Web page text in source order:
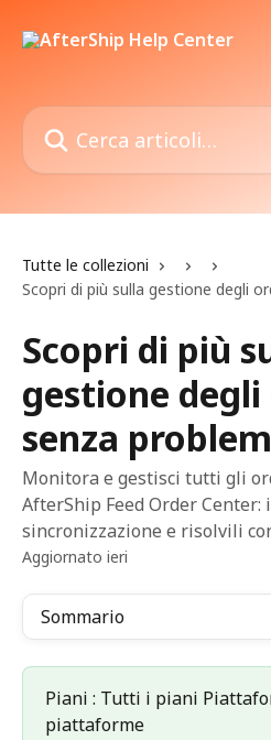
Cerca articoli…
Tutte le collezioni
Scopri di più sulla gestione degli
Scopri di più
gestione
senza
Monitora e gestisci tutti gli
AfterShip Feed Order
sincronizzazione e risolvili
Aggiornato ieri
Sommario
Piani : Tutti i piani
piattaforme